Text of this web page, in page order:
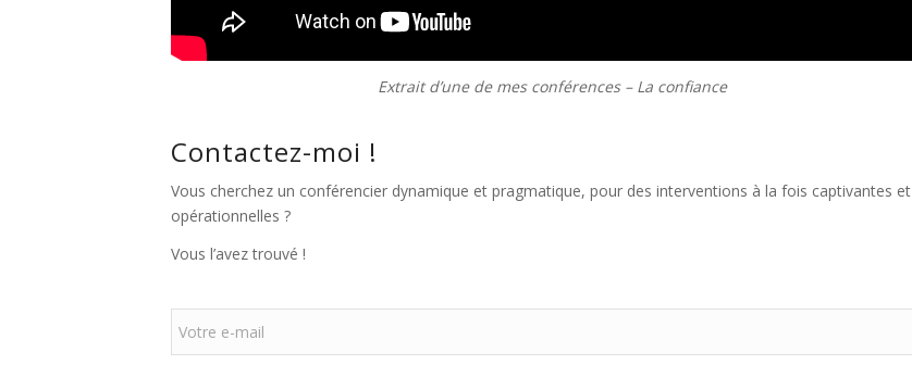
Extrait d’une de mes conférences – La confiance
Contactez-moi !
Vous cherchez un conférencier dynamique et pragmatique, pour des interventions à la fois captivantes et
opérationnelles ?
Vous l’avez trouvé !
t